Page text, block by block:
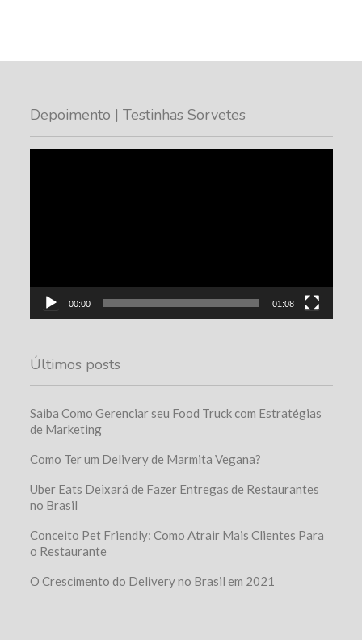
Depoimento | Testinhas Sorvetes
00:00 01:08
Últimos posts
Saiba Como Gerenciar seu Food Truck com Estratégias
de Marketing
Como Ter um Delivery de Marmita Vegana?
Uber Eats Deixará de Fazer Entregas de Restaurantes
no Brasil
Conceito Pet Friendly: Como Atrair Mais Clientes Para
o Restaurante
O Crescimento do Delivery no Brasil em 2021